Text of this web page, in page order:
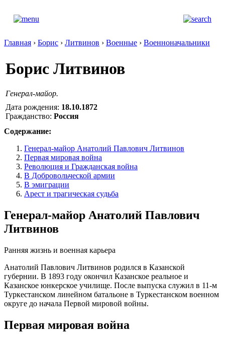
Главная › Борис › Литвинов › Военные › Военноначальники
Борис Литвинов
Генерал-майор.
Дата рождения: 18.10.1872
Гражданство: Россия
Содержание:
Генерал-майор Анатолий Павлович Литвинов
Первая мировая война
Революция и Гражданская война
В Добровольческой армии
В эмиграции
Арест и трагическая судьба
Генерал-майор Анатолий Павлович
Литвинов
Ранняя жизнь и военная карьера
Анатолий Павлович Литвинов родился в Казанской
губернии. В 1893 году окончил Казанское реальное и
Казанское юнкерское училище. После выпуска служил в 11-м
Туркестанском линейном батальоне в Туркестанском военном
округе до начала Первой мировой войны.
Первая мировая война